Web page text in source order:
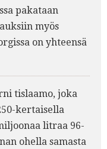
pakataan
myös
on yhteensä
tislaamo, joka
kertaisella
litraa 96-
ohella samasta